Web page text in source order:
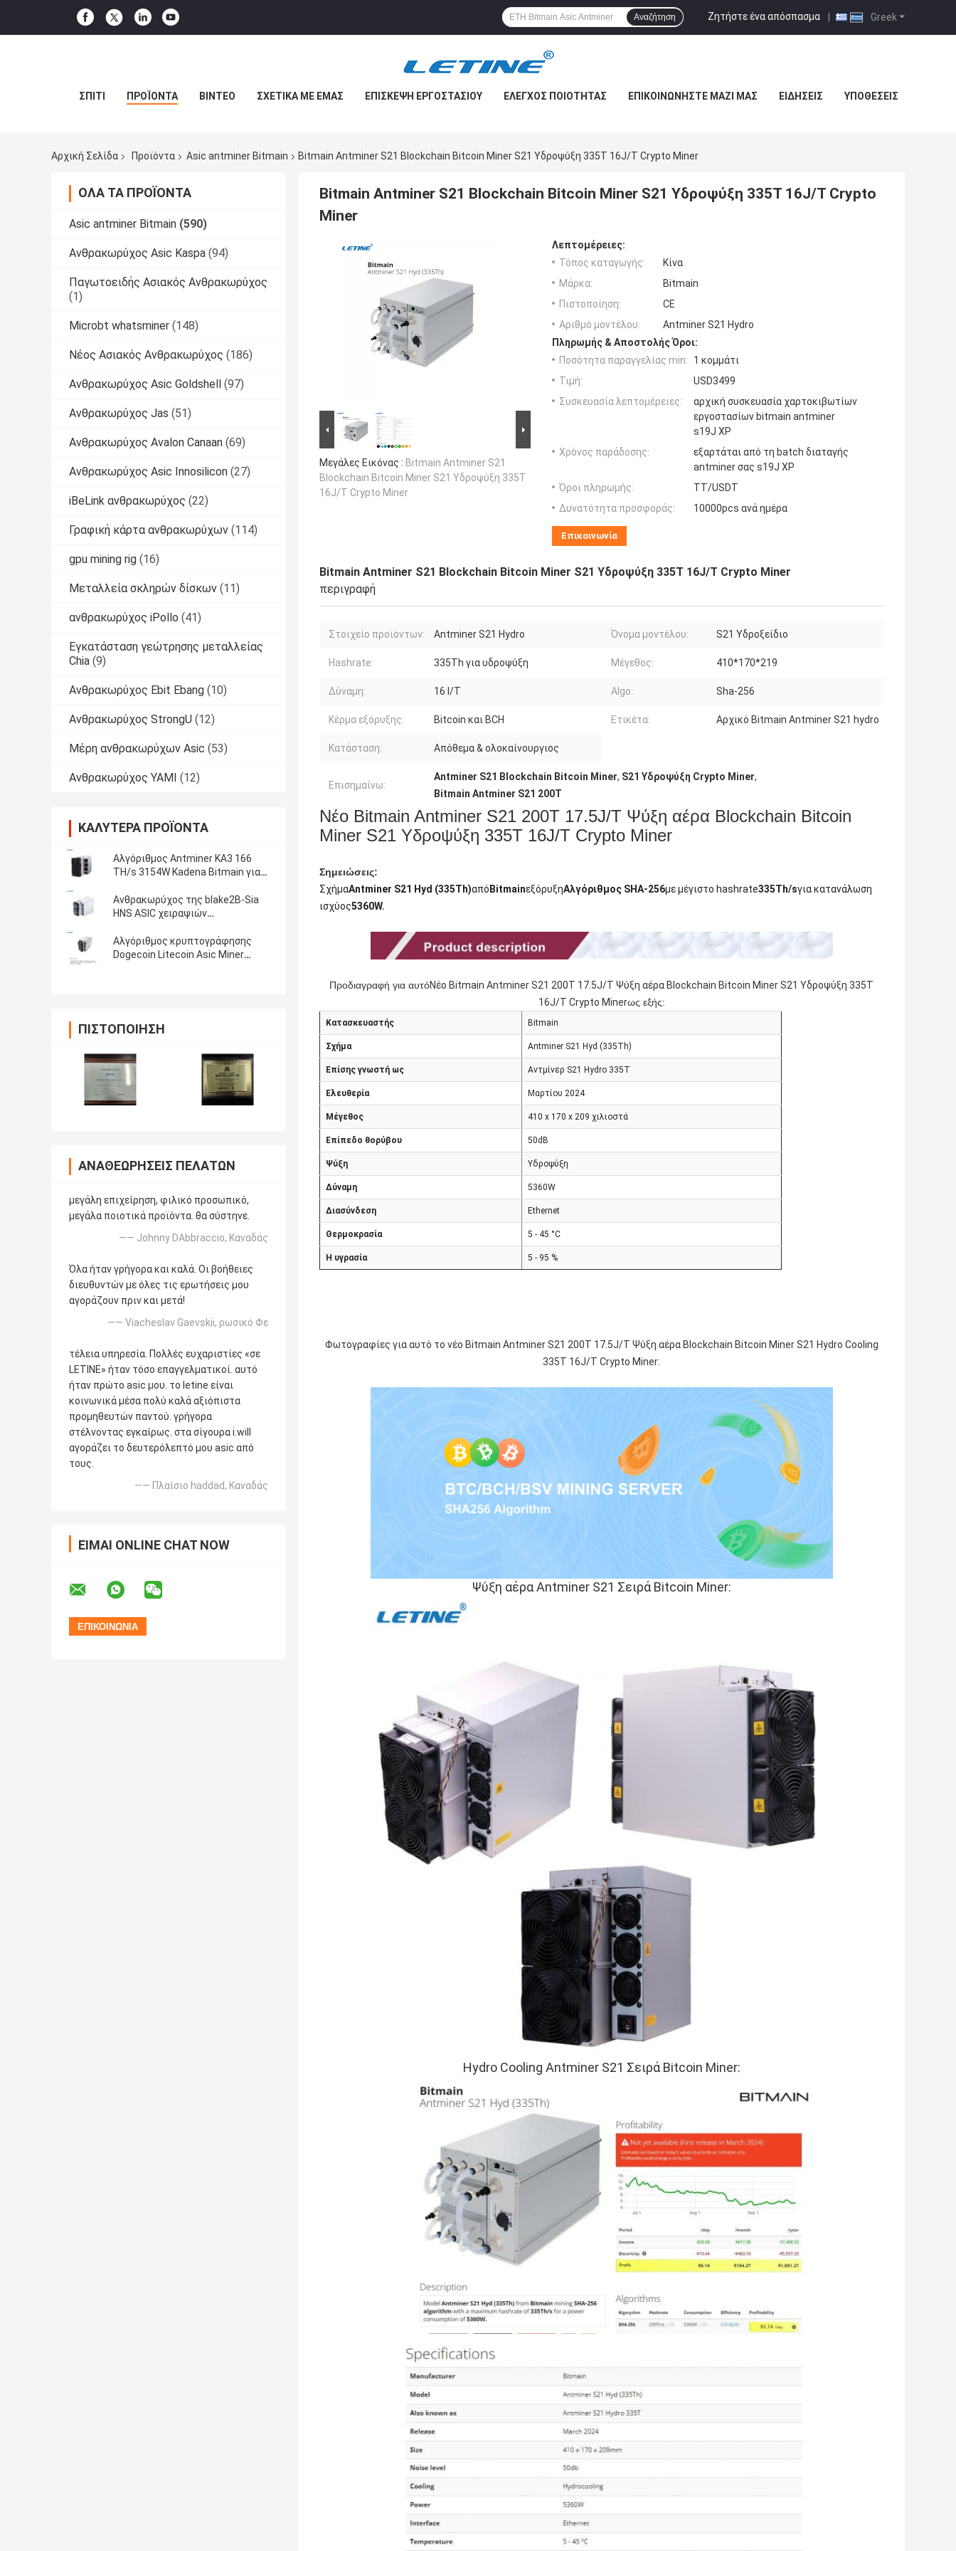
Greek
Ζητήστε ένα απόσπασμα |
Αναζήτηση
ΣΠΊΤΙ ΠΡΟΪΌΝΤΑ ΒΊΝΤΕΟ ΣΧΕΤΙΚΆ ΜΕ ΕΜΆΣ ΕΠΙΣΚΕΨΉ ΕΡΓΟΣΤΑΣΊΟΥ ΈΛΕΓΧΟΣ ΠΟΙΌΤΗΤΑΣ ΕΠΙΚΟΙΝΩΝΉΣΤΕ ΜΑΖΊ ΜΑΣ ΕΙΔΉΣΕΙΣ ΥΠΟΘΈΣΕΙΣ
Αρχική Σελίδα Προϊόντα Asic antminer Bitmain Bitmain Antminer S21 Blockchain Bitcoin Miner S21 Υδροψύξη 335T 16J/T Crypto Miner
ΌΛΑ ΤΑ ΠΡΟΪΌΝΤΑ
Asic antminer Bitmain (590)
Ανθρακωρύχος Asic Kaspa (94)
Παγωτοειδής Ασιακός Ανθρακωρύχος
(1)
Microbt whatsminer (148)
Νέος Ασιακός Ανθρακωρύχος (186)
Ανθρακωρύχος Asic Goldshell (97)
Ανθρακωρύχος Jas (51)
Ανθρακωρύχος Avalon Canaan (69)
Ανθρακωρύχος Asic Innosilicon (27)
iBeLink ανθρακωρύχος (22)
Γραφική κάρτα ανθρακωρύχων (114)
gpu mining rig (16)
Μεταλλεία σκληρών δίσκων (11)
ανθρακωρύχος iPollo (41)
Εγκατάσταση γεώτρησης μεταλλείας
Chia (9)
Ανθρακωρύχος Ebit Ebang (10)
Ανθρακωρύχος StrongU (12)
Μέρη ανθρακωρύχων Asic (53)
Ανθρακωρύχος YAMI (12)
ΚΑΛΎΤΕΡΑ ΠΡΟΪΌΝΤΑ
Αλγόριθμος Antminer KA3 166
TH/s 3154W Kadena Bitmain για
αποδοτικότητας ανθρακωρύχων
τον προ-διατάζοντας
Ανθρακωρύχος της blake2B-Sia
HNS ASIC χειραψιών
Siacoin Asic Bitmain
Αλγόριθμος κρυπτογράφησης
Dogecoin Litecoin Asic Miner
ΠΙΣΤΟΠΟΊΗΣΗ
ΑΝΑΘΕΩΡΉΣΕΙΣ ΠΕΛΑΤΏΝ
μεγάλη επιχείρηση, φιλικό προσωπικό,
μεγάλα ποιοτικά προϊόντα. θα σύστηνε.
—— Johnny DAbbraccio, Καναδάς
Όλα ήταν γρήγορα και καλά. Οι βοήθειες
διευθυντών με όλες τις ερωτήσεις μου
αγοράζουν πριν και μετά!
—— Viacheslav Gaevskii, ρωσικό Φε
τέλεια υπηρεσία. Πολλές ευχαριστίες «σε
LETINE» ήταν τόσο επαγγελματικοί. αυτό
ήταν πρώτο asic μου. το letine είναι
κοινωνικά μέσα πολύ καλά αξιόπιστα
προμηθευτών παντού. γρήγορα
στέλνοντας εγκαίρως. στα σίγουρα i.will
αγοράζει το δευτερόλεπτό μου asic από
τους.
—— Πλαίσιο haddad, Καναδάς
ΕΊΜΑΙ ONLINE CHAT NOW
Bitmain Antminer S21 Blockchain Bitcoin Miner S21 Υδροψύξη 335T 16J/T Crypto
Miner
Μεγάλες Εικόνας : Bitmain Antminer S21
Blockchain Bitcoin Miner S21 Υδροψύξη 335T
16J/T Crypto Miner
Λεπτομέρειες:
Τόπος καταγωγής:
Κίνα
Μάρκα:
Bitmain
Πιστοποίηση:
CE
Αριθμό μοντέλου:
Antminer S21 Hydro
Πληρωμής & Αποστολής Όροι:
Ποσότητα παραγγελίας min:
1 κομμάτι
Τιμή:
USD3499
Συσκευασία λεπτομέρειες:
αρχική συσκευασία χαρτοκιβωτίων
εργοστασίων bitmain antminer
s19J XP
Χρόνος παράδοσης:
εξαρτάται από τη batch διαταγής
antminer σας s19J XP
Όροι πληρωμής:
TT/USDT
Δυνατότητα προσφοράς:
10000pcs ανά ημέρα
Επικοινωνία
Bitmain Antminer S21 Blockchain Bitcoin Miner S21 Υδροψύξη 335T 16J/T Crypto Miner
περιγραφή
Στοιχείο προϊόντων: Antminer S21 Hydro Όνομα μοντέλου: S21 Υδροξείδιο
Hashrate: 335Th για υδροψύξη Μέγεθος: 410*170*219
Δύναμη: 16 Ι/Τ Algo: Sha-256
Κέρμα εξόρυξης: Bitcoin και BCH Ετικέτα: Αρχικό Bitmain Antminer S21 hydro
Κατάσταση: Απόθεμα & ολοκαίνουργιος
Επισημαίνω:
Antminer S21 Blockchain Bitcoin Miner, S21 Υδροψύξη Crypto Miner,
Bitmain Antminer S21 200T
Νέο Bitmain Antminer S21 200T 17.5J/T Ψύξη αέρα Blockchain Bitcoin
Miner S21 Υδροψύξη 335T 16J/T Crypto Miner
Σημειώσεις:
ΣχήμαAntminer S21 Hyd (335Th)από BitmainεξόρυξηΑλγόριθμος SHA-256με μέγιστο hashrate335Th/sγια κατανάλωση
ισχύος5360W.
Προδιαγραφή για αυτόΝέο Bitmain Antminer S21 200T 17.5J/T Ψύξη αέρα Blockchain Bitcoin Miner S21 Υδροψύξη 335T
16J/T Crypto Minerως εξής:
Κατασκευαστής Bitmain
Σχήμα Antminer S21 Hyd (335Th)
Επίσης γνωστή ως Αντμίνερ S21 Hydro 335T
Ελευθερία Μαρτίου 2024
Μέγεθος 410 x 170 x 209 χιλιοστά
Επίπεδο θορύβου 50dB
Ψύξη Υδροψύξη
Δύναμη 5360W
Διασύνδεση Ethernet
Θερμοκρασία 5 - 45 °C
Η υγρασία 5 - 95 %
Φωτογραφίες για αυτό το νέο Bitmain Antminer S21 200T 17.5J/T Ψύξη αέρα Blockchain Bitcoin Miner S21 Hydro Cooling
335T 16J/T Crypto Miner:
Ψύξη αέρα Antminer S21 Σειρά Bitcoin Miner:
Hydro Cooling Antminer S21 Σειρά Bitcoin Miner: